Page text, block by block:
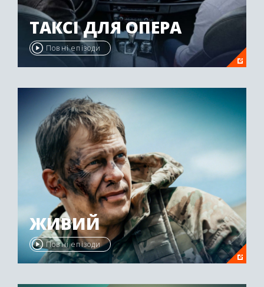
ТАКСІ ДЛЯ ОПЕРА
Повні епізоди
ЖИВИЙ
Повні епізоди